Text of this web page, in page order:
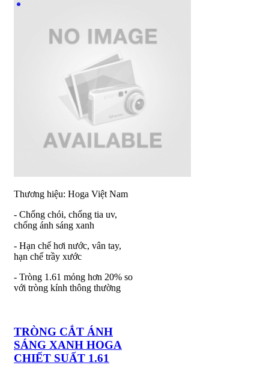
Thương hiệu: Hoga Việt Nam
- Chống chói, chống tia uv,
chống ánh sáng xanh
- Hạn chế hơi nước, vân tay,
hạn chế trầy xước
- Tròng 1.61 mỏng hơn 20% so
với tròng kính thông thường
TRÒNG CẮT ÁNH
SÁNG XANH HOGA
CHIẾT SUẤT 1.61